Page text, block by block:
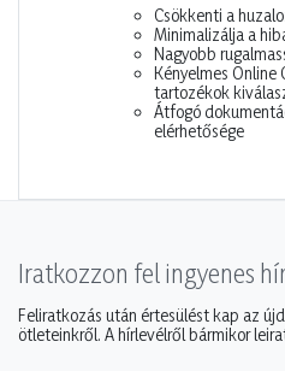
Csökkenti a
Minimalizálja a
Nagyobb
Kényelmes Online
tartozékok
Átfogó
elérhetősége
Iratkozzon fel ingyenes
Feliratkozás után értesülést kap az
ötleteinkről. A hírlevélről bármikor